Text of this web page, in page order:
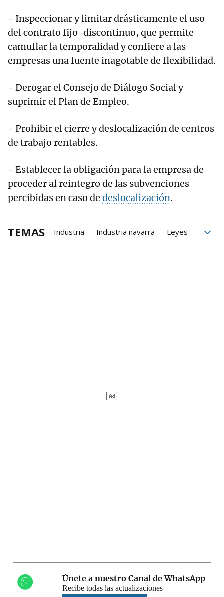
- Inspeccionar y limitar drásticamente el uso
del contrato fijo-discontinuo, que permite
camuflar la temporalidad y confiere a las
empresas una fuente inagotable de flexibilidad.
- Derogar el Consejo de Diálogo Social y
suprimir el Plan de Empleo.
- Prohibir el cierre y deslocalización de centros
de trabajo rentables.
- Establecer la obligación para la empresa de
proceder al reintegro de las subvenciones
percibidas en caso de deslocalización.
TEMAS Industria Industria navarra
Leyes
Únete a nuestro Canal de WhatsApp
Recibe todas las actualizaciones